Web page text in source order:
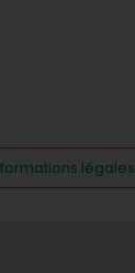
légales